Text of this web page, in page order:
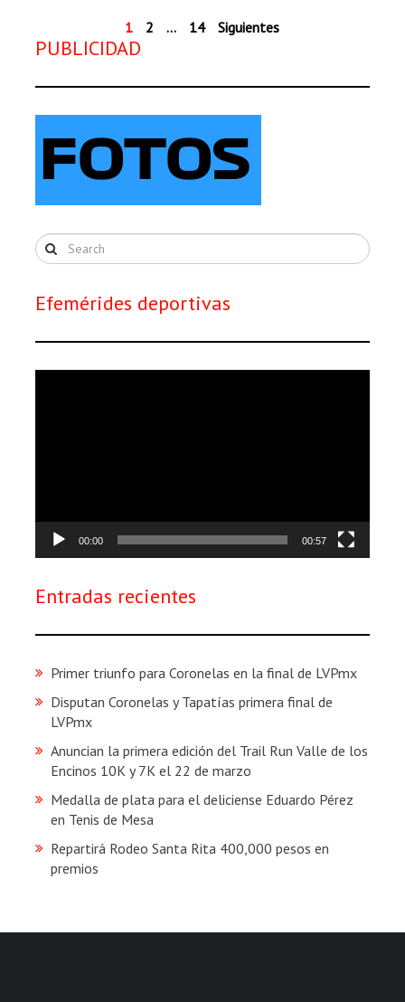
1 2 … 14 Siguientes
PUBLICIDAD
Efemérides deportivas
00:00 00:57
Entradas recientes
Primer triunfo para Coronelas en la final de LVPmx
Disputan Coronelas y Tapatías primera final de
LVPmx
Anuncian la primera edición del Trail Run Valle de los
Encinos 10K y 7K el 22 de marzo
Medalla de plata para el deliciense Eduardo Pérez
en Tenis de Mesa
Repartirá Rodeo Santa Rita 400,000 pesos en
premios